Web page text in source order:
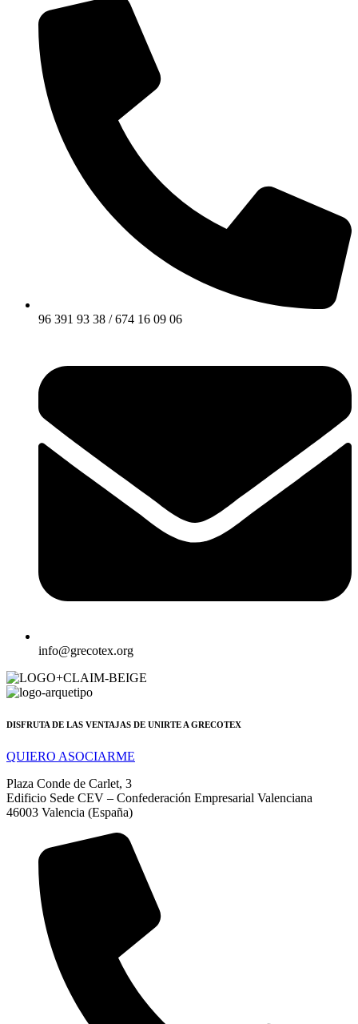
96 391 93 38 / 674 16 09 06
info@grecotex.org
DISFRUTA DE LAS VENTAJAS DE UNIRTE A GRECOTEX
QUIERO ASOCIARME
Plaza Conde de Carlet, 3
Edificio Sede CEV – Confederación Empresarial Valenciana
46003 Valencia (España)